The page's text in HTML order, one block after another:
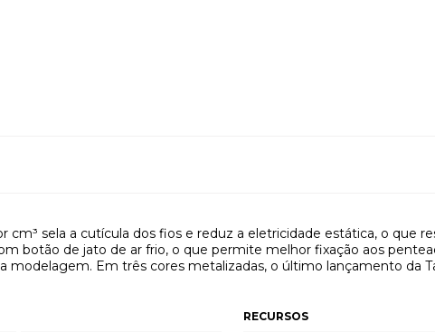
cm³ sela a cutícula dos fios e reduz a eletricidade estática, o que
botão de jato de ar frio, o que permite melhor fixação aos
modelagem. Em três cores metalizadas, o último lançamento da
RECURSOS